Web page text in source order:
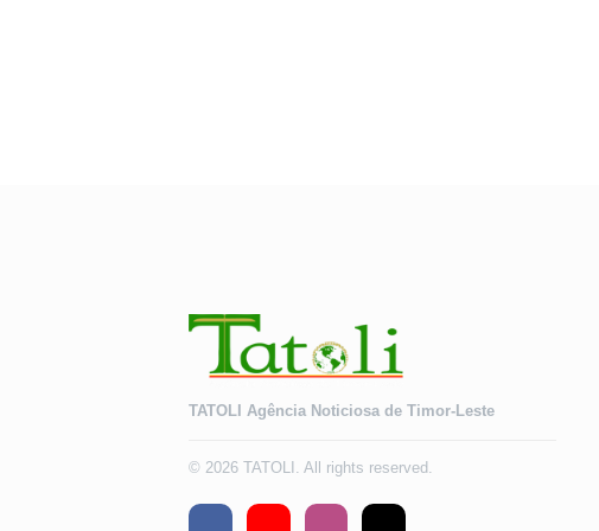
TATOLI Agência Noticiosa de Timor-Leste
© 2026 TATOLI. All rights reserved.